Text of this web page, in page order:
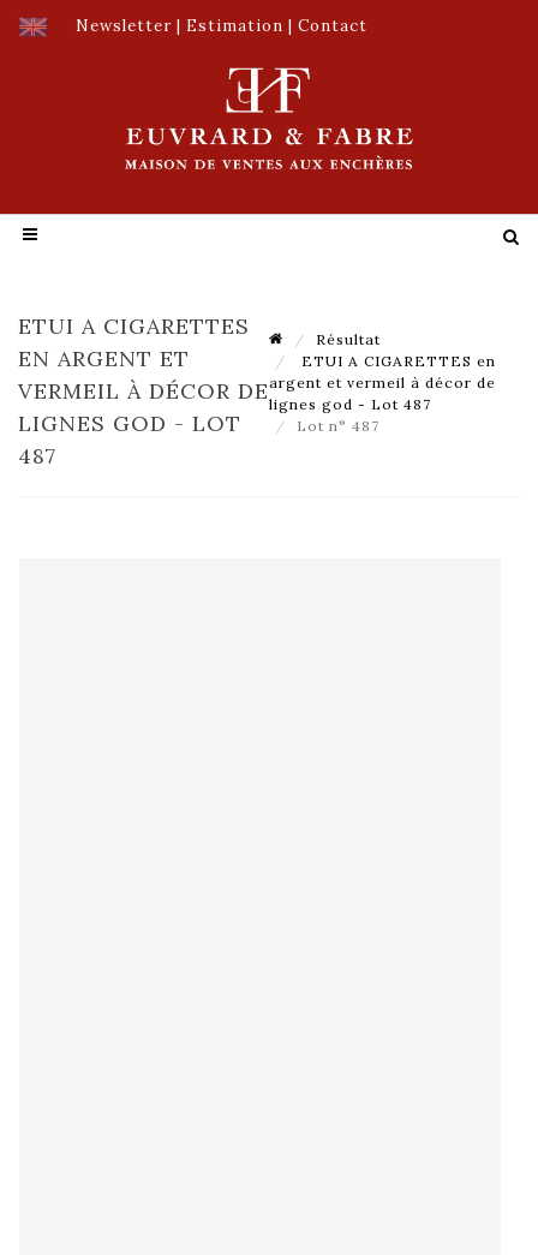
Newsletter | Estimation | Contact
ETUI A CIGARETTES
EN ARGENT ET
VERMEIL À DÉCOR DE
LIGNES GOD - LOT
487
Résultat
ETUI A CIGARETTES en
argent et vermeil à décor de
lignes god - Lot 487
Lot n° 487